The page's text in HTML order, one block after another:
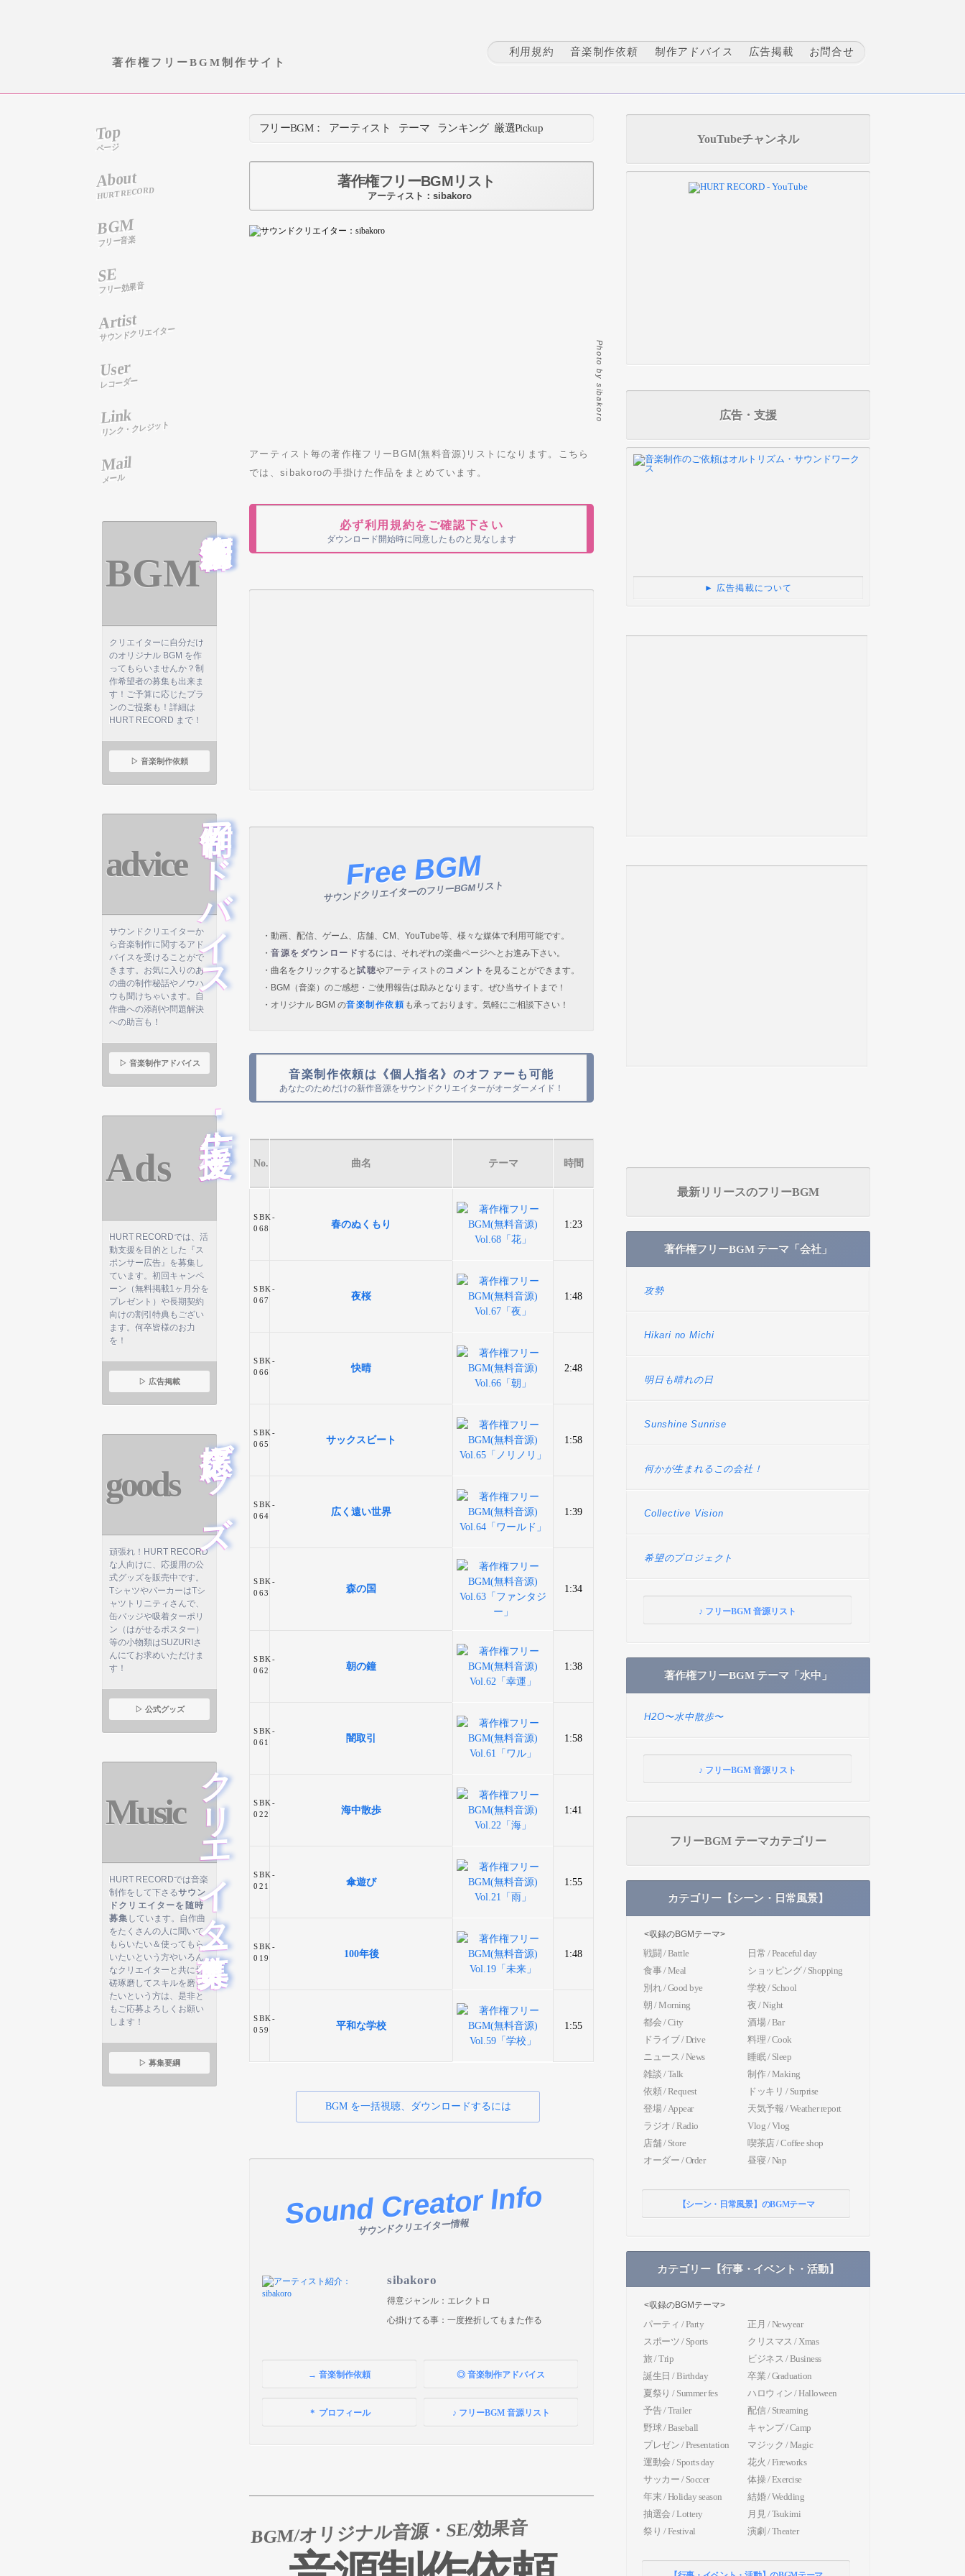
著作権フリーBGM制作サイト
利用規約 音楽制作依頼 制作アドバイス 広告掲載 お問合せ
Top
ページ
About
HURT RECORD
BGM
フリー音楽
SE
フリー効果音
Artist
サウンドクリエイター
User
レコーダー
Link
リンク・クレジット
Mail
メール
BGM
クリエイターに自分だけ
のオリジナル BGM を作
ってもらいませんか？制
作希望者の募集も出来ま
す！ご予算に応じたプラ
ンのご提案も！詳細は
HURT RECORD まで！
▷ 音楽制作依頼
advice 制作アドバイス
サウンドクリエイターか
ら音楽制作に関するアド
バイスを受けることがで
きます。お気に入りのあ
の曲の制作秘話やノウハ
ウも聞けちゃいます。自
作曲への添削や問題解決
への助言も！
▷ 音楽制作アドバイス
Ads
広告･支援
HURT RECORDでは、活
動支援を目的とした『ス
ポンサー広告』を募集し
ています。初回キャンペ
ーン（無料掲載1ヶ月分を
プレゼント）や長期契約
向けの割引特典もござい
ます。何卒皆様のお力
を！
▷ 広告掲載
goods 応援グッズ
頑張れ！HURT RECORD
な人向けに、応援用の公
式グッズを販売中です。
TシャツやパーカーはTシ
ャツトリニティさんで、
缶バッジや吸着ターポリ
ン（はがせるポスター）
等の小物類はSUZURIさ
んにてお求めいただけま
す！
▷ 公式グッズ
Music クリエイター募集
HURT RECORDでは音楽
制作をして下さるサウン
ドクリエイターを随時
募集 しています。自作曲
をたくさんの人に聞いて
もらいたい＆使ってもら
いたいという方やいろん
なクリエイターと共に切
磋琢磨してスキルを磨き
たいという方は、是非と
もご応募よろしくお願い
します！
▷ 募集要綱
フリーBGM： アーティスト テーマ ランキング 厳選Pickup
著作権フリーBGMリスト
アーティスト：sibakoro
Photo by sibakoro
アーティスト毎の著作権フリーBGM(無料音源)リストになります。こちら
では、sibakoroの手掛けた作品をまとめています。
必ず利用規約をご確認下さい
ダウンロード開始時に同意したものと見なします
Free BGM
サウンドクリエイターのフリーBGMリスト
・動画、配信、ゲーム、店舗、CM、YouTube等、様々な媒体で利用可能です。
・ 音源をダウンロードするには、それぞれの楽曲ページヘとお進み下さい。
・曲名をクリックすると 試聴やアーティストのコメント を見ることができます。
・BGM（音楽）のご感想・ご使用報告は励みとなります。ぜひ当サイトまで！
・オリジナル BGM の音楽制作依頼 も承っております。気軽にご相談下さい！
音楽制作依頼は《個人指名》のオファーも可能
あなたのためだけの新作音源をサウンドクリエイターがオーダーメイド！
No. 曲名 テーマ 時間
SBK-
068
春のぬくもり 1:23
SBK-
067
夜桜 1:48
SBK-
066
快晴 2:48
SBK-
065
サックスビート 1:58
SBK-
064
広く遠い世界 1:39
SBK-
063
森の国 1:34
SBK-
062
朝の鐘 1:38
SBK-
061
闇取引 1:58
SBK-
022
海中散歩 1:41
SBK-
021
傘遊び 1:55
SBK-
019
100年後 1:48
SBK-
059
平和な学校 1:55
BGM を一括視聴、ダウンロードするには
Sound Creator Info
サウンドクリエイター情報
sibakoro
得意ジャンル：エレクトロ
心掛けてる事：一度挫折してもまた作る
→ 音楽制作依頼 ◎ 音楽制作アドバイス
＊ プロフィール ♪ フリーBGM 音源リスト
BGM/オリジナル音源・SE/効果音
YouTubeチャンネル
広告・支援
► 広告掲載について
最新リリースのフリーBGM
著作権フリーBGM テーマ「会社」
攻勢
Hikari no Michi
明日も晴れの日
Sunshine Sunrise
何かが生まれるこの会社！
Collective Vision
希望のプロジェクト
♪ フリーBGM 音源リスト
著作権フリーBGM テーマ「水中」
H2O〜水中散歩〜
♪ フリーBGM 音源リスト
フリーBGM テーマカテゴリー
カテゴリー【シーン・日常風景】
<収録のBGMテーマ>
戦闘 / Battle
日常 / Peaceful day
食事 / Meal
ショッピング / Shopping
別れ / Good bye
学校 / School
朝 / Morning
夜 / Night
都会 / City
酒場 / Bar
ドライブ / Drive
料理 / Cook
ニュース / News
睡眠 / Sleep
雑談 / Talk
制作 / Making
依頼 / Request
ドッキリ / Surprise
登場 / Appear
天気予報 / Weather report
ラジオ / Radio
Vlog / Vlog
店舗 / Store
喫茶店 / Coffee shop
オーダー / Order
昼寝 / Nap
【シーン・日常風景】のBGMテーマ
カテゴリー【行事・イベント・活動】
<収録のBGMテーマ>
パーティ / Party
正月 / Newyear
スポーツ / Sports
クリスマス / Xmas
旅 / Trip
ビジネス / Business
誕生日 / Birthday
卒業 / Graduation
夏祭り / Summer fes
ハロウィン / Halloween
予告 / Trailer
配信 / Streaming
野球 / Baseball
キャンプ / Camp
プレゼン / Presentation
マジック / Magic
運動会 / Sports day
花火 / Fireworks
サッカー / Soccer
体操 / Exercise
年末 / Holiday season
結婚 / Wedding
抽選会 / Lottery
月見 / Tsukimi
祭り / Festival
演劇 / Theater